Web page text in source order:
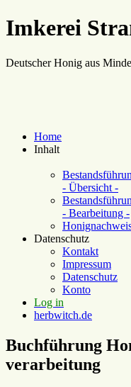
Imkerei
Deutscher Honig aus
Home
Inhalt
- Übersicht -
- Bearbeitung -
Datenschutz
Kontakt
Impressum
Datenschutz
Konto
Log in
herbwitch.de
Buchführung
verarbeitung